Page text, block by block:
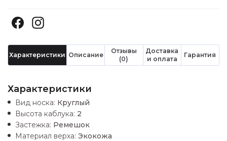
Характеристики Описание
Отзывы
(0)
Доставка
и оплата
Гарантия
Характеристики
Вид носка: Круглый
Высота каблука: 2
Застежка: Ремешок
Материал верха: Экокожа